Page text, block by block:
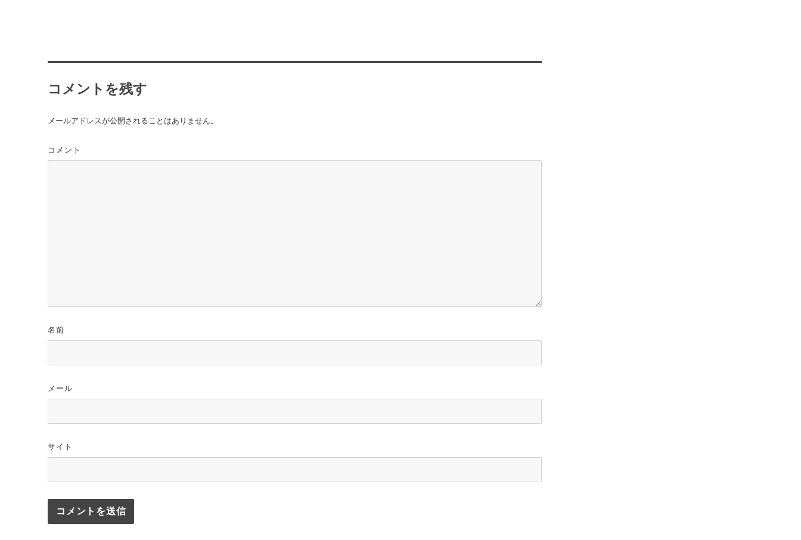
コメントを残す
メールアドレスが公開されることはありません。
コメント
名前
メール
サイト